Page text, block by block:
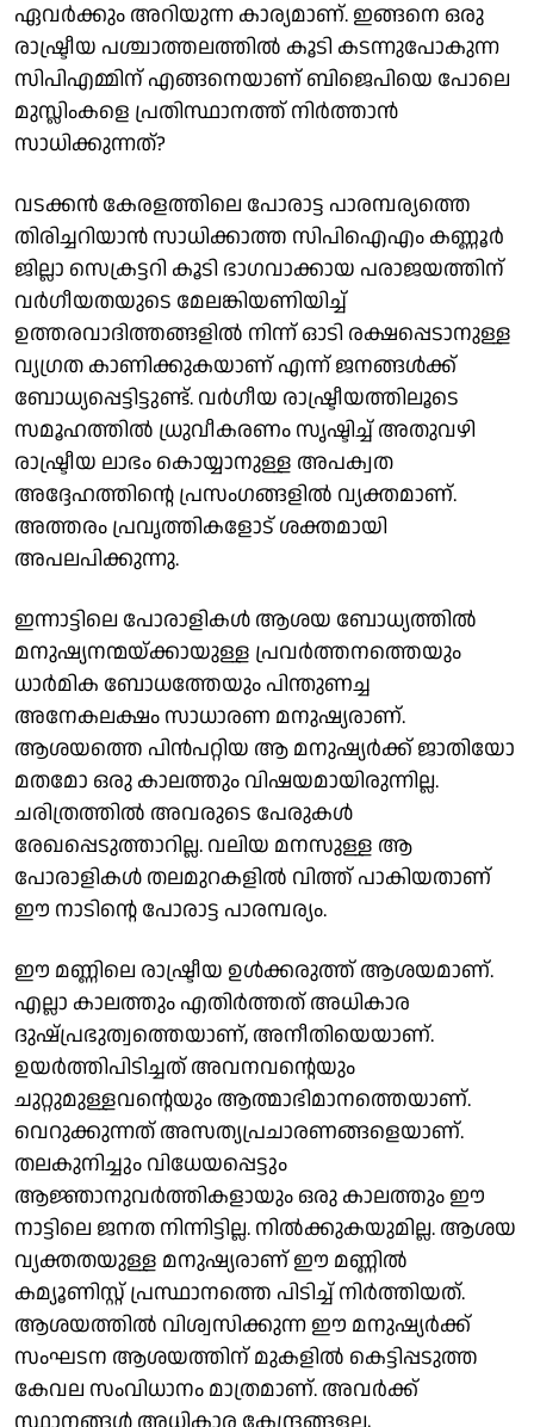
ഏവര്‍ക്കും അറിയുന്ന കാര്യമാണ്. ഇങ്ങനെ ഒരു
രാഷ്ട്രീയ പശ്ചാത്തലത്തില്‍ കൂടി കടന്നുപോകുന്ന
സിപിഎമ്മിന് എങ്ങനെയാണ് ബിജെപിയെ പോലെ
മുസ്ലിംകളെ പ്രതിസ്ഥാനത്ത് നിര്‍ത്താന്‍
സാധിക്കുന്നത്?
വടക്കന്‍ കേരളത്തിലെ പോരാട്ട പാരമ്പര്യത്തെ
തിരിച്ചറിയാന്‍ സാധിക്കാത്ത സിപിഐഎം കണ്ണൂര്‍
ജില്ലാ സെക്രട്ടറി കൂടി ഭാഗവാക്കായ പരാജയത്തിന്
വര്‍ഗീയതയുടെ മേലങ്കിയണിയിച്ച്
ഉത്തരവാദിത്തങ്ങളില്‍ നിന്ന് ഓടി രക്ഷപ്പെടാനുള്ള
വ്യഗ്രത കാണിക്കുകയാണ് എന്ന് ജനങ്ങള്‍ക്ക്
ബോധ്യപ്പെട്ടിട്ടുണ്ട്. വര്‍ഗീയ രാഷ്ട്രീയത്തിലൂടെ
സമൂഹത്തില്‍ ധ്രുവീകരണം സൃഷ്ടിച്ച് അതുവഴി
രാഷ്ട്രീയ ലാഭം കൊയ്യാനുള്ള അപക്വത
അദ്ദേഹത്തിന്റെ പ്രസംഗങ്ങളില്‍ വ്യക്തമാണ്.
അത്തരം പ്രവൃത്തികളോട് ശക്തമായി
അപലപിക്കുന്നു.
ഇന്നാട്ടിലെ പോരാളികള്‍ ആശയ ബോധ്യത്തില്‍
മനുഷ്യനന്മയ്ക്കായുള്ള പ്രവര്‍ത്തനത്തെയും
ധാര്‍മിക ബോധത്തേയും പിന്തുണച്ച
അനേകലക്ഷം സാധാരണ മനുഷ്യരാണ്.
ആശയത്തെ പിന്‍പറ്റിയ ആ മനുഷ്യര്‍ക്ക് ജാതിയോ
മതമോ ഒരു കാലത്തും വിഷയമായിരുന്നില്ല.
ചരിത്രത്തില്‍ അവരുടെ പേരുകള്‍
രേഖപ്പെടുത്താറില്ല. വലിയ മനസുള്ള ആ
പോരാളികള്‍ തലമുറകളില്‍ വിത്ത് പാകിയതാണ്
ഈ നാടിന്റെ പോരാട്ട പാരമ്പര്യം.
ഈ മണ്ണിലെ രാഷ്ട്രീയ ഉള്‍ക്കരുത്ത് ആശയമാണ്.
എല്ലാ കാലത്തും എതിര്‍ത്തത് അധികാര
ദുഷ്പ്രഭുത്വത്തെയാണ്, അനീതിയെയാണ്.
ഉയര്‍ത്തിപിടിച്ചത് അവനവന്റെയും
ചുറ്റുമുള്ളവന്റെയും ആത്മാഭിമാനത്തെയാണ്.
വെറുക്കുന്നത് അസത്യപ്രചാരണങ്ങളെയാണ്.
തലകുനിച്ചും വിധേയപ്പെട്ടും
ആജ്ഞാനുവര്‍ത്തികളായും ഒരു കാലത്തും ഈ
നാട്ടിലെ ജനത നിന്നിട്ടില്ല. നില്‍ക്കുകയുമില്ല. ആശയ
വ്യക്തതയുള്ള മനുഷ്യരാണ് ഈ മണ്ണില്‍
കമ്യൂണിസ്റ്റ് പ്രസ്ഥാനത്തെ പിടിച്ച് നിര്‍ത്തിയത്.
ആശയത്തില്‍ വിശ്വസിക്കുന്ന ഈ മനുഷ്യര്‍ക്ക്
സംഘടന ആശയത്തിന് മുകളില്‍ കെട്ടിപ്പടുത്ത
കേവല സംവിധാനം മാത്രമാണ്. അവര്‍ക്ക്